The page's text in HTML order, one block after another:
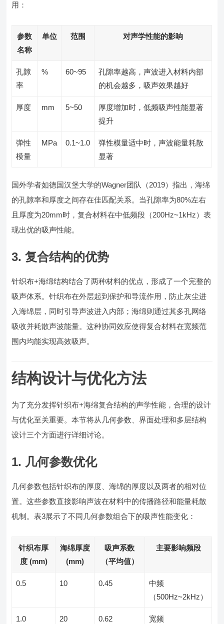
用：
参数
名称
单位 范围 对声学性能的影响
孔隙
率
% 60~95
孔隙率越高，声波进入材料内部
的机会越多，吸声效果越好
厚度 mm 5~50
厚度增加时，低频吸声性能显著
提升
弹性
模量
MPa 0.1~1.0
弹性模量适中时，声波能量耗散
显著
国外学者如德国汉堡大学的Wagner团队（2019）指出，海绵
的孔隙率和厚度之间存在佳匹配关系。当孔隙率为80%左右
且厚度为20mm时，复合材料在中低频段（200Hz~1kHz）表
现出优的吸声性能。
3. 复合结构的优势
针织布+海绵结构结合了两种材料的优点，形成了一个完整的
吸声体系。针织布在外层起到保护和导流作用，防止灰尘进
入海绵层，同时引导声波进入内部；海绵则通过其多孔网络
吸收并耗散声波能量。这种协同效应使得复合材料在宽频范
围内均能实现高效吸声。
结构设计与优化方法
为了充分发挥针织布+海绵复合结构的声学性能，合理的设计
与优化至关重要。本节将从几何参数、界面处理和多层结构
设计三个方面进行详细讨论。
1. 几何参数优化
几何参数包括针织布的厚度、海绵的厚度以及两者的相对位
置。这些参数直接影响声波在材料中的传播路径和能量耗散
机制。表3展示了不同几何参数组合下的吸声性能变化：
针织布厚
度 (mm)
海绵厚度
(mm)
吸声系数
（平均值）
主要影响频段
0.5 10 0.45
中频
（500Hz~2kHz）
1.0 20 0.62 宽频